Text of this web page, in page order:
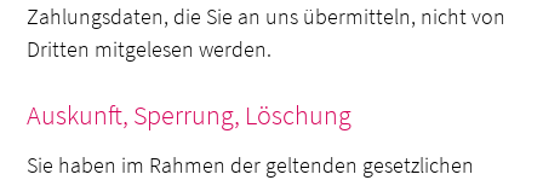
Zahlungsdaten, die Sie an uns übermitteln, nicht von
Dritten mitgelesen werden.
Auskunft, Sperrung, Löschung
Sie haben im Rahmen der geltenden gesetzlichen